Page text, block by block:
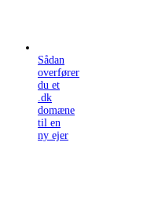
Sådan
overfører
du et
.dk
domæne
til en
ny ejer